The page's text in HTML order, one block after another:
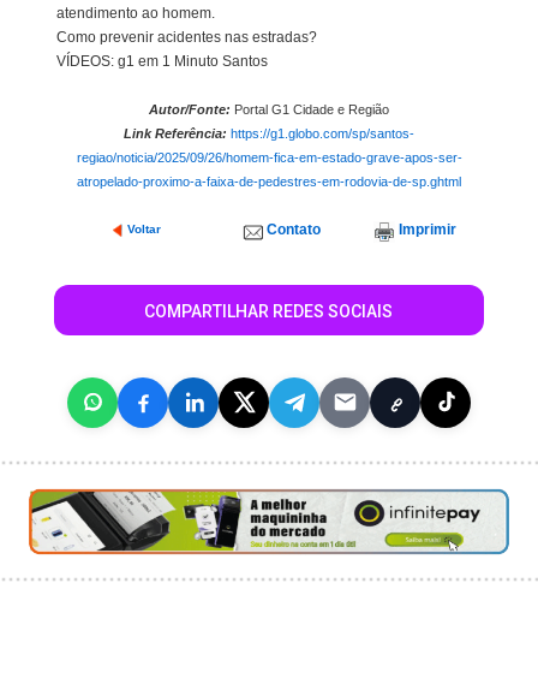
atendimento ao homem.
Como prevenir acidentes nas estradas?
VÍDEOS: g1 em 1 Minuto Santos
Autor/Fonte: Portal G1 Cidade e Região
Link Referência: https://g1.globo.com/sp/santos-
regiao/noticia/2025/09/26/homem-fica-em-estado-grave-apos-ser-
atropelado-proximo-a-faixa-de-pedestres-em-rodovia-de-sp.ghtml
Voltar Contato Imprimir
COMPARTILHAR REDES SOCIAIS